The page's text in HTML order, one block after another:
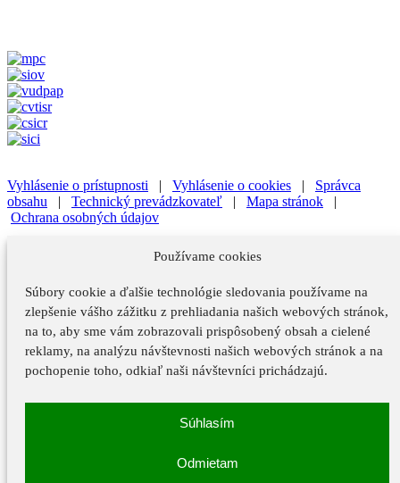
Používame cookies
Súbory cookie a ďalšie technológie sledovania používame na
zlepšenie vášho zážitku z prehliadania našich webových stránok,
na to, aby sme vám zobrazovali prispôsobený obsah a cielené
reklamy, na analýzu návštevnosti našich webových stránok a na
pochopenie toho, odkiaľ naši návštevníci prichádzajú.
Súhlasím
Odmietam
Vyhlásenie o prístupnosti | Vyhlásenie o cookies | Správca
obsahu | Technický prevádzkovateľ | Mapa stránok |
Ochrana osobných údajov
Vyhlásenie o cookies
Technický prevádzkovateľ|Mapa stránok|Ochrana osobných
údajov
Vyhlásenie o prístupnosti
Vyhlásenie o cookies
Správca obsahu